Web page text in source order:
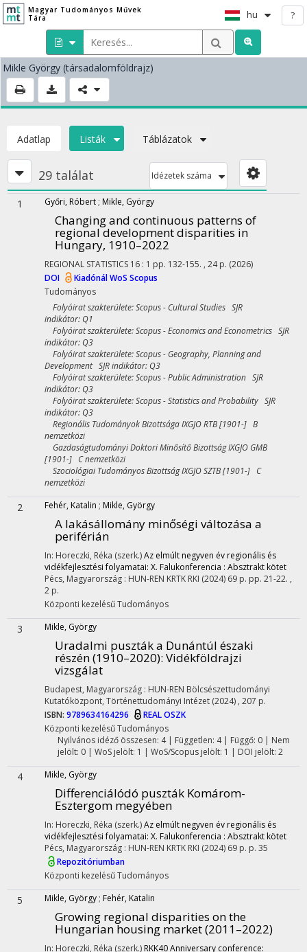
Magyar Tudományos Művek
Tára
hu ?
Mikle György (társadalomföldrajz)
Adatlap Listák Táblázatok
29 találat Idézetek száma
1 Győri, Róbert ; Mikle, György
Changing and continuous patterns of
regional development disparities in
Hungary, 1910–2022
REGIONAL STATISTICS 16 : 1 pp. 132-155. , 24 p. (2026)
DOI
KiadónálWoS Scopus
Tudományos
Folyóirat szakterülete: Scopus - Cultural Studies SJR
indikátor: Q1
Folyóirat szakterülete: Scopus - Economics and Econometrics SJR
indikátor: Q3
Folyóirat szakterülete: Scopus - Geography, Planning and
Development SJR indikátor: Q3
Folyóirat szakterülete: Scopus - Public Administration SJR
indikátor: Q3
Folyóirat szakterülete: Scopus - Statistics and Probability SJR
indikátor: Q3
Regionális Tudományok Bizottsága IXGJO RTB [1901-] B
nemzetközi
Gazdaságtudományi Doktori Minősítő Bizottság IXGJO GMB
[1901-] C nemzetközi
Szociológiai Tudományos Bizottság IXGJO SZTB [1901-] C
nemzetközi
2 Fehér, Katalin ; Mikle, György
A lakásállomány minőségi változása a
periférián
In: Horeczki, Réka (szerk.)Az elmúlt negyven év regionális és
vidékfejlesztési folyamatai: X. Falukonferencia : Absztrakt kötet
Pécs, Magyarország : HUN-REN KRTK RKI (2024) 69 p. pp. 21-22. ,
2 p.
Központi kezelésűTudományos
3 Mikle, György
Uradalmi puszták a Dunántúl északi
részén (1910–2020): Vidékföldrajzi
vizsgálat
Budapest, Magyarország : HUN-REN Bölcsészettudományi
Kutatóközpont, Történettudományi Intézet (2024) , 207 p.
ISBN: 9789634164296 REALOSZK
Központi kezelésűTudományos
Nyilvános idéző összesen: 4| Független: 4 | Függő: 0 | Nem
jelölt: 0 | WoS jelölt: 1 | WoS/Scopus jelölt: 1 | DOI jelölt: 2
4 Mikle, György
Differenciálódó puszták Komárom-
Esztergom megyében
In: Horeczki, Réka (szerk.)Az elmúlt negyven év regionális és
vidékfejlesztési folyamatai: X. Falukonferencia : Absztrakt kötet
Pécs, Magyarország : HUN-REN KRTK RKI (2024) 69 p. p. 35
Repozitóriumban
Központi kezelésűTudományos
5 Mikle, György ; Fehér, Katalin
Growing regional disparities on the
Hungarian housing market (2011–2022)
In: Horeczki, Réka (szerk.) RKK40 Anniversary conference: